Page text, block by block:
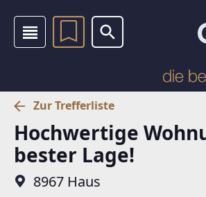
Zur Trefferliste
Hochwertige
bester Lage!
8967 Haus